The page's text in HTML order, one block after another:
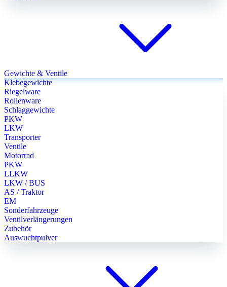
Gewichte & Ventile
Klebegewichte
Riegelware
Rollenware
Schlaggewichte
PKW
LKW
Transporter
Ventile
Motorrad
PKW
LLKW
LKW / BUS
AS / Traktor
EM
Sonderfahrzeuge
Ventilverlängerungen
Zubehör
Auswuchtpulver